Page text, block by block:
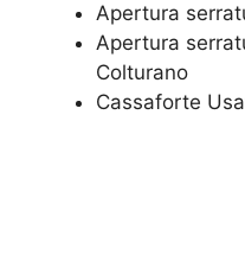
Apertura
​Apertura
Colturano
​Cassaforte